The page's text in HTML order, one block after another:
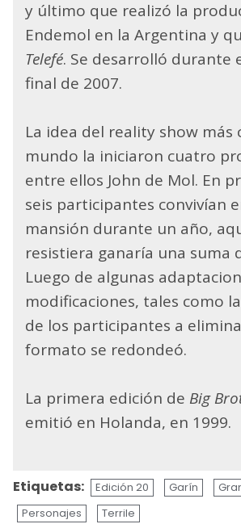
y último que realizó la
Endemol en la Argentina y
Telefé. Se desarrolló durante
final de 2007.
La idea del reality show más
mundo la iniciaron cuatro
entre ellos John de Mol. En
seis participantes convivían
mansión durante un año,
resistiera ganaría una suma
Luego de algunas
modificaciones, tales como
de los participantes a
formato se redondeó.
La primera edición de Big
emitió en Holanda, en 1999.
Etiquetas: Edición 20 Garín
Personajes
Terrile